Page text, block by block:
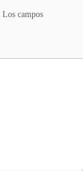
Los campos